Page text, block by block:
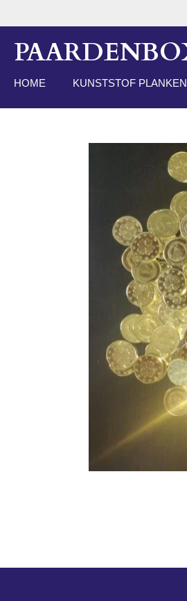
au
contenu
principal
HOME KUNSTSTOF PLANKEN